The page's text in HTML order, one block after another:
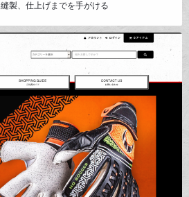
製、仕上げまでを手がける
出ます。建築の設計士がデザインした、オン